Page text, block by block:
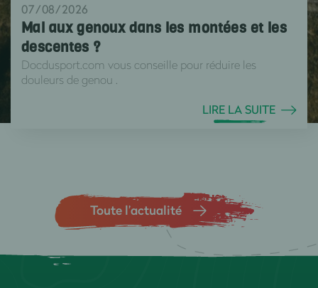
07/08/2026
Mal aux genoux dans les montées et les
descentes ?
Docdusport.com vous conseille pour réduire les
douleurs de genou .
LIRE LA SUITE
Toute l’actualité